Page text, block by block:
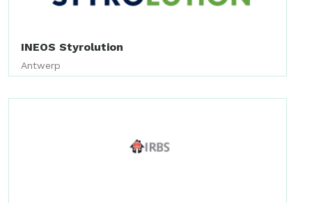
INEOS Styrolution
Antwerp